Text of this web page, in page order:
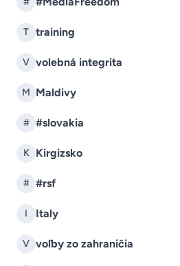
T training
V volebná integrita
M Maldivy
# #slovakia
K Kirgizsko
# #rsf
I Italy
V voľby zo zahraničia